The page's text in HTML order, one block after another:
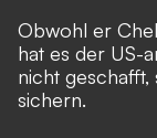
Obwohl er
hat es der US-
nicht geschafft,
sichern.